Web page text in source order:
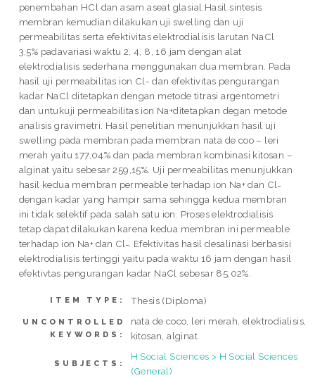
penembahan HCl dan asam aseat glasial.Hasil sintesis
membran kemudian dilakukan uji swelling dan uji
permeabilitas serta efektivitas elektrodialisis larutan NaCl
3,5% padavariasi waktu 2, 4, 8, 16 jam dengan alat
elektrodialisis sederhana menggunakan dua membran. Pada
hasil uji permeabilitas ion Cl- dan efektivitas pengurangan
kadar NaCl ditetapkan dengan metode titrasi argentometri
dan untukuji permeabilitas ion Na+ditetapkan degan metode
analisis gravimetri. Hasil penelitian menunjukkan hasil uji
swelling pada membran pada membran nata de coo – leri
merah yaitu 177,04% dan pada membran kombinasi kitosan –
alginat yaitu sebesar 259,15%. Uji permeabilitas menunjukkan
hasil kedua membran permeable terhadap ion Na+ dan Cl˗
dengan kadar yang hampir sama sehingga kedua membran
ini tidak selektif pada salah satu ion. Proses elektrodialisis
tetap dapat dilakukan karena kedua membran ini permeable
terhadap ion Na+ dan Cl˗. Efektivitas hasil desalinasi berbasisi
elektrodialisis tertinggi yaitu pada waktu 16 jam dengan hasil
efektivtas pengurangan kadar NaCl sebesar 85,02%.
ITEM TYPE: Thesis (Diploma)
UNCONTROLLED
KEYWORDS:
nata de coco, leri merah, elektrodialisis,
kitosan, alginat
SUBJECTS:
H Social Sciences > H Social Sciences
(General)